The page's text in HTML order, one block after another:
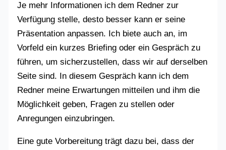
Je mehr Informationen ich dem Redner zur
Verfügung stelle, desto besser kann er seine
Präsentation anpassen. Ich biete auch an, im
Vorfeld ein kurzes Briefing oder ein Gespräch zu
führen, um sicherzustellen, dass wir auf derselben
Seite sind. In diesem Gespräch kann ich dem
Redner meine Erwartungen mitteilen und ihm die
Möglichkeit geben, Fragen zu stellen oder
Anregungen einzubringen.
Eine gute Vorbereitung trägt dazu bei, dass der